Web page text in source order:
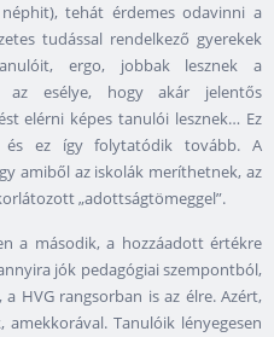
tehát érdemes odavinni a
tudással rendelkező gyerekek
ergo, jobbak lesznek a
az esélye, hogy akár jelentős
elérni képes tanulói lesznek… Ez
és ez így folytatódik tovább. A
amiből az iskolák meríthetnek, az
„adottságtömeggel”.
a második, a hozzáadott értékre
jók pedagógiai szempontból,
HVG rangsorban is az élre. Azért,
Tanulóik lényegesen